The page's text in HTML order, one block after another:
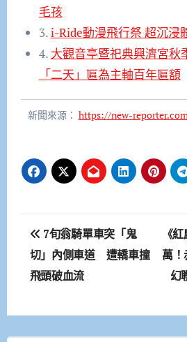
毛孩
3.i-Ride動漫飛行祭 超沉浸
4. 大觀音亭暨祀典興濟宮
「二天」匾為主軸百年匾額
新聞來源： https://new-
文
章
導
覽
7旬翁騎單車突「鬼
切」內側車道 遭轎車撞
飛頭破血流
《
萬！
幻